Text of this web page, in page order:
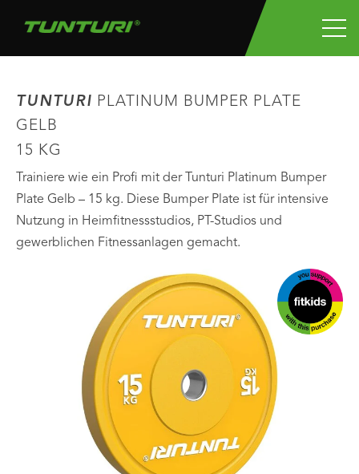
TUNTURI PLATINUM BUMPER PLATE
GELB
15 KG
Trainiere wie ein Profi mit der Tunturi Platinum Bumper
Plate Gelb – 15 kg. Diese Bumper Plate ist für intensive
Nutzung in Heimfitnessstudios, PT-Studios und
gewerblichen Fitnessanlagen gemacht.